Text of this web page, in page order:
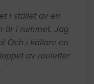
i stället av en
är i rummet. Jag
Och i källare en
av rouletter